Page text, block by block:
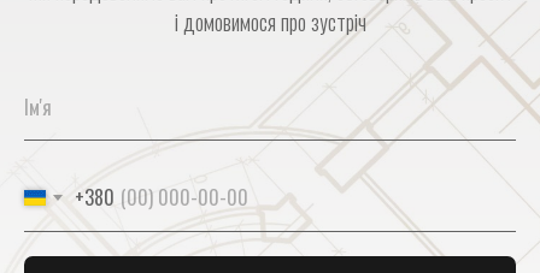
і домовимося про зустріч
+380